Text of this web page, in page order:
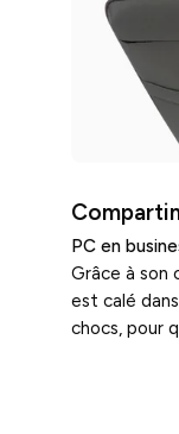
PC en
Grâce à son
est calé
chocs, pour